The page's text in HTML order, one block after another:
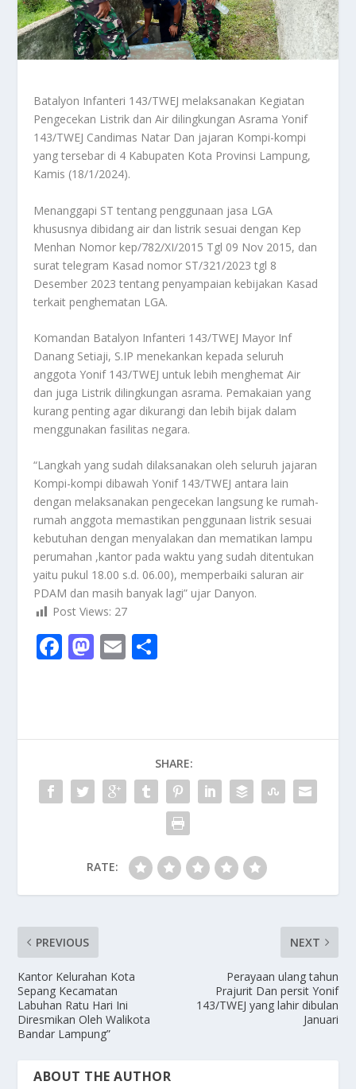
Batalyon Infanteri 143/TWEJ melaksanakan Kegiatan
Pengecekan Listrik dan Air dilingkungan Asrama Yonif
143/TWEJ Candimas Natar Dan jajaran Kompi-kompi
yang tersebar di 4 Kabupaten Kota Provinsi Lampung,
Kamis (18/1/2024).
Menanggapi ST tentang penggunaan jasa LGA
khususnya dibidang air dan listrik sesuai dengan Kep
Menhan Nomor kep/782/XI/2015 Tgl 09 Nov 2015, dan
surat telegram Kasad nomor ST/321/2023 tgl 8
Desember 2023 tentang penyampaian kebijakan Kasad
terkait penghematan LGA.
Komandan Batalyon Infanteri 143/TWEJ Mayor Inf
Danang Setiaji, S.IP menekankan kepada seluruh
anggota Yonif 143/TWEJ untuk lebih menghemat Air
dan juga Listrik dilingkungan asrama. Pemakaian yang
kurang penting agar dikurangi dan lebih bijak dalam
menggunakan fasilitas negara.
“Langkah yang sudah dilaksanakan oleh seluruh jajaran
Kompi-kompi dibawah Yonif 143/TWEJ antara lain
dengan melaksanakan pengecekan langsung ke rumah-
rumah anggota memastikan penggunaan listrik sesuai
kebutuhan dengan menyalakan dan mematikan lampu
perumahan ,kantor pada waktu yang sudah ditentukan
yaitu pukul 18.00 s.d. 06.00), memperbaiki saluran air
PDAM dan masih banyak lagi” ujar Danyon.
Post Views: 27
F
o
o
k
M
o
n
E
SHARE:
RATE:
PREVIOUS
Kantor Kelurahan Kota
Sepang Kecamatan
Labuhan Ratu Hari Ini
Diresmikan Oleh Walikota
Bandar Lampung”
NEXT
Perayaan ulang tahun
Prajurit Dan persit Yonif
143/TWEJ yang lahir dibulan
Januari
ABOUT THE AUTHOR